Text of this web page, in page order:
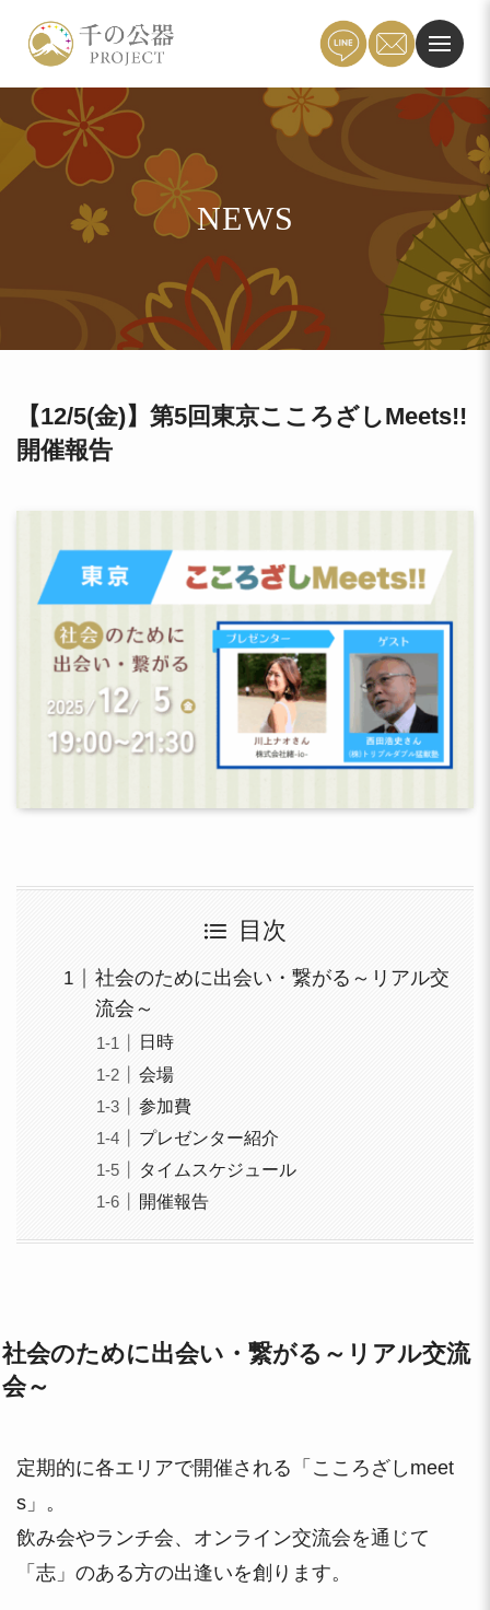
NEWS
【12/5(金)】第5回東京こころざしMeets!!
開催報告
目次
社会のために出会い・繋がる～リアル交
流会～
日時
会場
参加費
プレゼンター紹介
タイムスケジュール
開催報告
社会のために出会い・繋がる～リアル交流
会～
定期的に各エリアで開催される「こころざしmeet
s」。
飲み会やランチ会、オンライン交流会を通じて
「志」のある方の出逢いを創ります。